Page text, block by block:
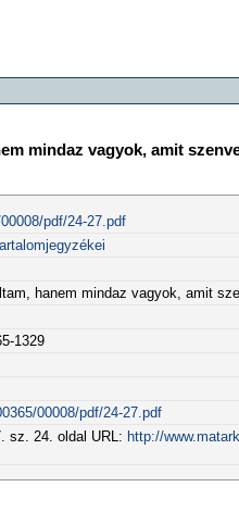
mindaz vagyok, amit
pdf/24-27.pdf
hanem mindaz vagyok, amit
1329
00008/pdf/24-27.pdf
sz. 24. oldal URL: http://